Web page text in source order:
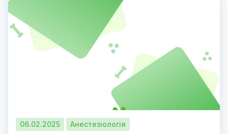
06.02.2025
Анестезіологія